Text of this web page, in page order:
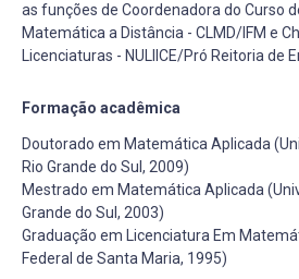
as funções de Coordenadora do Curso
Matemática a Distância - CLMD/IFM e
Licenciaturas - NULIICE/Pró Reitoria de
Formação acadêmica
Doutorado em Matemática Aplicada
Rio Grande do Sul, 2009)
Mestrado em Matemática Aplicada
Grande do Sul, 2003)
Graduação em Licenciatura Em
Federal de Santa Maria, 1995)